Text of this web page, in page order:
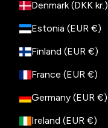
Denmark (DKK kr.)
Estonia (EUR €)
Finland (EUR €)
France (EUR €)
Germany (EUR €)
Ireland (EUR €)